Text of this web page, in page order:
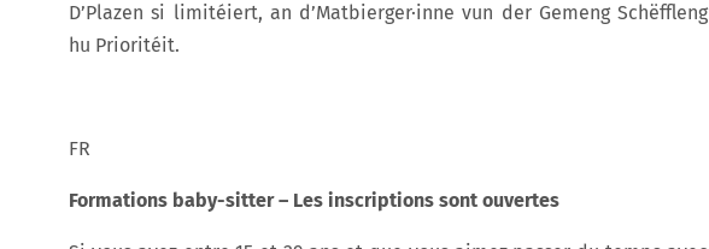
D’Plazen si limitéiert, an d’Matbierger·inne vun der Gemeng Schëffleng
hu Prioritéit.
FR
Formations baby-sitter – Les inscriptions sont ouvertes